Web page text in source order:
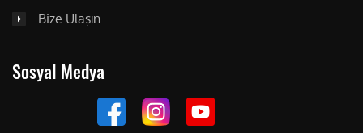
Bize Ulaşın
Sosyal Medya